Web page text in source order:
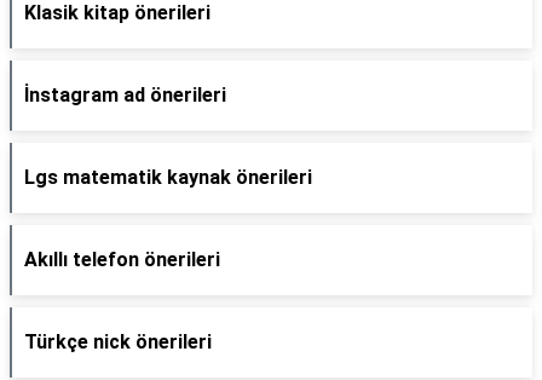
Klasik kitap önerileri
İnstagram ad önerileri
Lgs matematik kaynak önerileri
Akıllı telefon önerileri
Türkçe nick önerileri